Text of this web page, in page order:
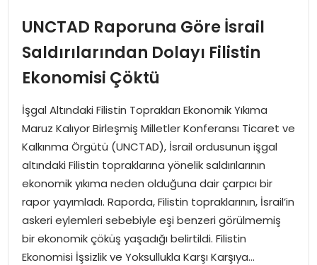
SPOR
SIYASET
MAGAZIN
UNCTAD Raporuna Göre İsrail
Saldırılarından Dolayı Filistin
Ekonomisi Çöktü
İşgal Altındaki Filistin Toprakları Ekonomik Yıkıma
Maruz Kalıyor Birleşmiş Milletler Konferansı Ticaret ve
Kalkınma Örgütü (UNCTAD), İsrail ordusunun işgal
altındaki Filistin topraklarına yönelik saldırılarının
ekonomik yıkıma neden olduğuna dair çarpıcı bir
rapor yayımladı. Raporda, Filistin topraklarının, İsrail’in
askeri eylemleri sebebiyle eşi benzeri görülmemiş
bir ekonomik çöküş yaşadığı belirtildi. Filistin
Ekonomisi İşsizlik ve Yoksullukla Karşı Karşıya…